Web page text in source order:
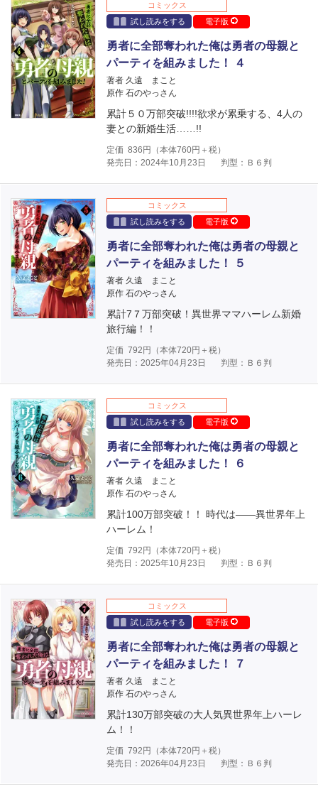
コミックス
試し読みをする
電子版
勇者に全部奪われた俺は勇者の母親と
パーティを組みました！ ４
著者 久遠 まこと
原作 石のやっさん
累計５０万部突破!!!!欲求が累乗する、4人の
妻との新婚生活……!!
定価 836 円（本体760円＋税）
発売日：2024年10月23日
判型：Ｂ６判
コミックス
試し読みをする
電子版
勇者に全部奪われた俺は勇者の母親と
パーティを組みました！ ５
著者 久遠 まこと
原作 石のやっさん
累計7７万部突破！異世界ママハーレム新婚
旅行編！！
定価 792 円（本体720円＋税）
発売日：2025年04月23日
判型：Ｂ６判
コミックス
試し読みをする
電子版
勇者に全部奪われた俺は勇者の母親と
パーティを組みました！ ６
著者 久遠 まこと
原作 石のやっさん
累計100万部突破！！ 時代は――異世界年上
ハーレム！
定価 792 円（本体720円＋税）
発売日：2025年10月23日
判型：Ｂ６判
コミックス
試し読みをする
電子版
勇者に全部奪われた俺は勇者の母親と
パーティを組みました！ ７
著者 久遠 まこと
原作 石のやっさん
累計130万部突破の大人気異世界年上ハーレ
ム！！
定価 792 円（本体720円＋税）
発売日：2026年04月23日
判型：Ｂ６判